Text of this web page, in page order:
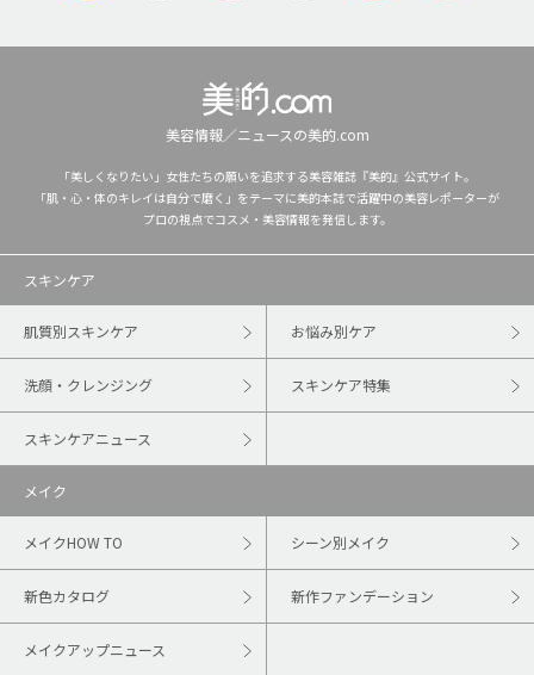
美容情報／ニュースの美的.com
「美しくなりたい」女性たちの願いを追求する美容雑誌『美的』公式サイト。
「肌・心・体のキレイは自分で磨く」をテーマに美的本誌で活躍中の美容レポーターが
プロの視点でコスメ・美容情報を発信します。
スキンケア
肌質別スキンケア お悩み別ケア
洗顔・クレンジング スキンケア特集
スキンケアニュース
メイク
メイクHOW TO シーン別メイク
新色カタログ 新作ファンデーション
メイクアップニュース